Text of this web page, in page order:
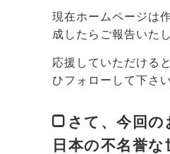
現在ホームページは
成したらご報告いた
応援していただける
ひフォローして下さい
さて、今回の
日本の不名誉